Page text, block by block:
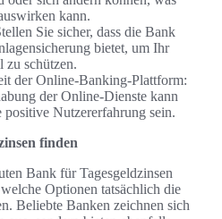
kann.
Sie sicher, dass die Bank
bietet, um Ihr
schützen.
der Online-Banking-Plattform:
der Online-Dienste kann
positive Nutzererfahrung sein.
finden
Bank für Tagesgeldzinsen
Optionen tatsächlich die
Beliebte Banken zeichnen sich